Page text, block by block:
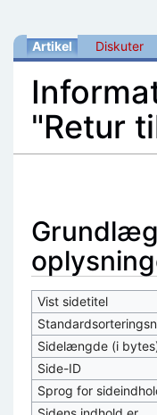
Artikel Diskuter
"Retur
Vist sidetitel
Sidelængde (i
Side-ID
Sprog for